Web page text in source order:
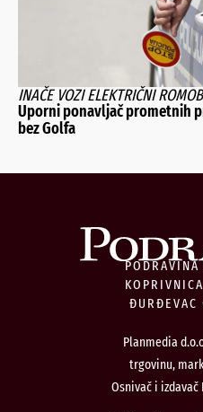
INAČE VOZI ELEKTRIČNI
Uporni ponavljač prometnih
bez Golfa
ĐURĐEVAC
Planmedia
trgovinu,
Osnivač i